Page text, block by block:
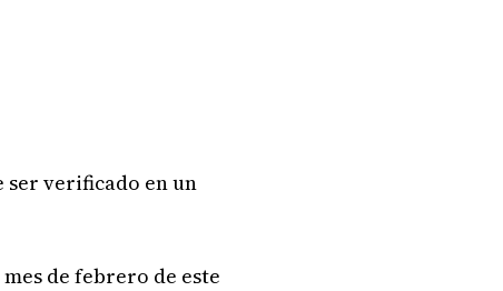
ser verificado en un
de febrero de este